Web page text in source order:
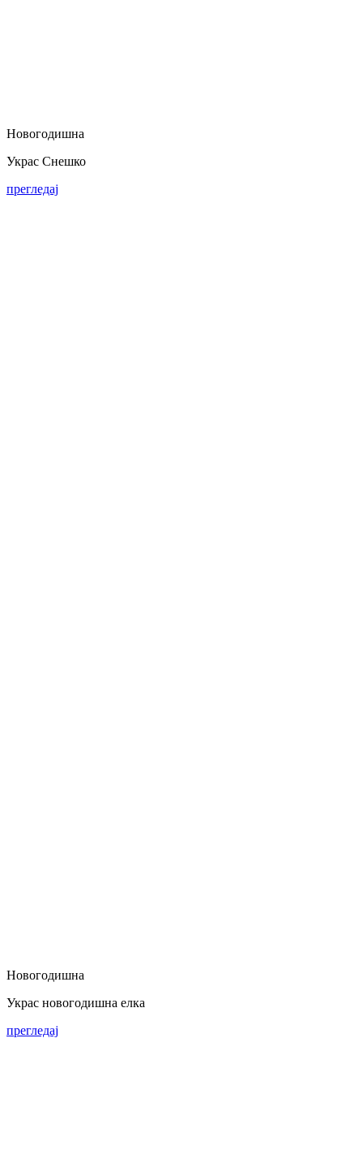
Новогодишна
Украс Снешко
прегледај
Новогодишна
Украс новогодишна елка
прегледај